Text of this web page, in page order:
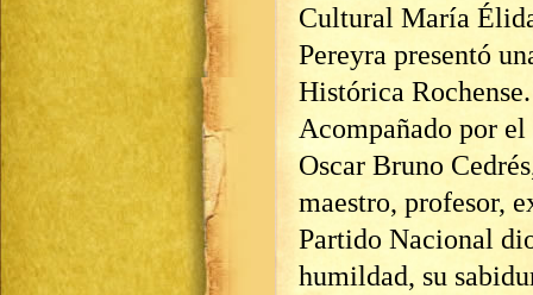
Cultural María
Pereyra presentó
Histórica Rochense.
Acompañado por
Oscar Bruno
maestro, profesor,
Partido Nacional
humildad, su